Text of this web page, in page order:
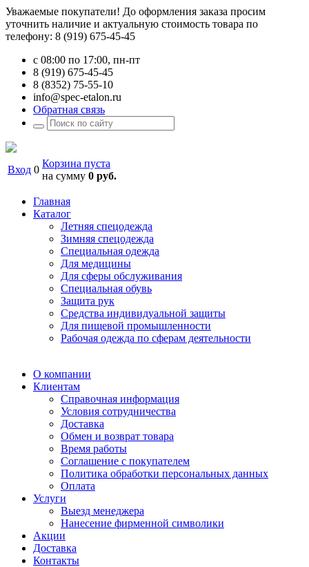
Уважаемые покупатели! До оформления заказа просим
уточнить наличие и актуальную стоимость товара по
телефону: 8 (919) 675-45-45
с 08:00 по 17:00, пн-пт
8 (919) 675-45-45
8 (8352) 75-55-10
info@spec-etalon.ru
Обратная связь
Вход 0
Корзина пуста
на сумму 0 руб.
Главная
Каталог
Летняя спецодежда
Зимняя спецодежда
Специальная одежда
Для медицины
Для сферы обслуживания
Специальная обувь
Защита рук
Средства индивидуальной защиты
Для пищевой промышленности
Рабочая одежда по сферам деятельности
О компании
Клиентам
Справочная информация
Условия сотрудничества
Доставка
Обмен и возврат товара
Время работы
Соглашение с покупателем
Политика обработки персональных данных
Оплата
Услуги
Выезд менеджера
Нанесение фирменной символики
Акции
Доставка
Контакты